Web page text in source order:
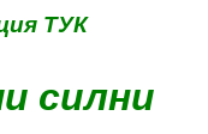
ТУК
силни